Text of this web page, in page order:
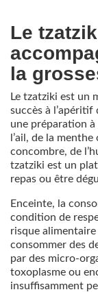
Le
la
Le tzatziki est un
succès à l’apéritif
une préparation
l’ail, de la
concombre, de
tzatziki est un
repas ou être
Enceinte, la
condition de
risque
consommer des
par des micro-
toxoplasme ou
insuffisamment